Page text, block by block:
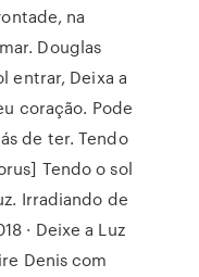
na
Douglas
entrar, Deixa a
coração. Pode
de ter. Tendo
Tendo o sol
Irradiando de
· Deixe a Luz
Denis com